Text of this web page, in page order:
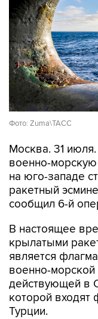
Фото: Zuma\TAСС
Москва. 31
военно-
на юго-западе
ракетный
сообщил 6-й
В настоящее
крылатыми
является
военно-
действующей в
которой входят
Турции.